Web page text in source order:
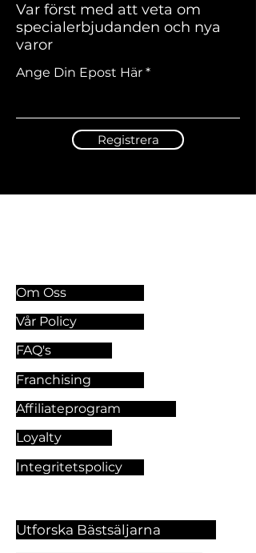
Var först med att veta om
specialerbjudanden och nya
varor
Ange Din Epost Här
Registrera
Om Oss
Vår Policy
FAQ's
Franchising
Affiliateprogram
Loyalty
Integritetspolicy
Utforska Bästsäljarna